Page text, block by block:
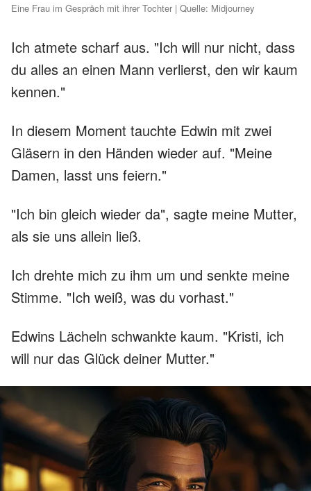
Eine Frau im Gespräch mit ihrer Tochter | Quelle: Midjourney
Ich atmete scharf aus. "Ich will nur nicht, dass
du alles an einen Mann verlierst, den wir kaum
kennen."
In diesem Moment tauchte Edwin mit zwei
Gläsern in den Händen wieder auf. "Meine
Damen, lasst uns feiern."
"Ich bin gleich wieder da", sagte meine Mutter,
als sie uns allein ließ.
Ich drehte mich zu ihm um und senkte meine
Stimme. "Ich weiß, was du vorhast."
Edwins Lächeln schwankte kaum. "Kristi, ich
will nur das Glück deiner Mutter."